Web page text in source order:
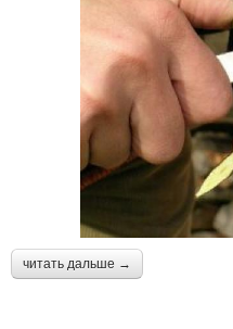
читать дальше →